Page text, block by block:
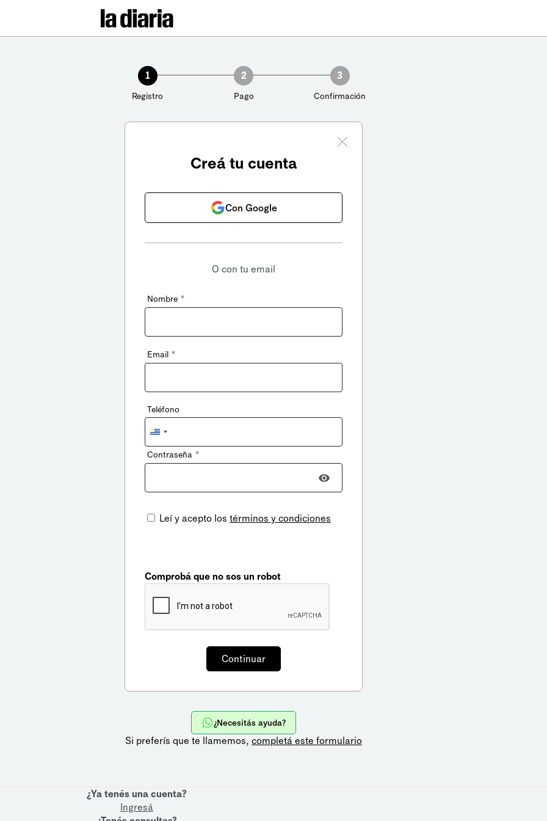
1
Registro
2
Pago
3
Confirmación
Creá tu cuenta
Con Google
O con tu email
Nombre *
Email *
Teléfono
Uruguay
+598
Contraseña *
Leí y acepto los términos y condiciones
Comprobá que no sos un robot
¿Necesitás ayuda?
Si preferís que te llamemos, completá este formulario
¿Ya tenés una cuenta?
Ingresá